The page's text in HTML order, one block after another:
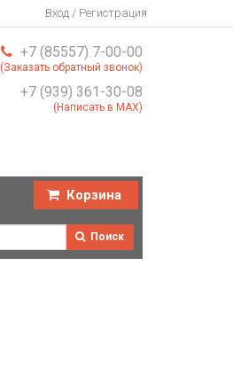
Вход / Регистрация
+7 (85557) 7-00-00
(Заказать обратный звонок)
+7 (939) 361-30-08
(Написать в MAX)
Корзина
Поиск